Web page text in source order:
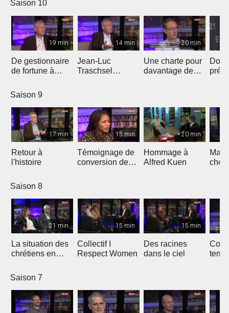
Saison 10
19 min
De gestionnaire
de fortune à
«ligue
européenne"
14 min
Jean-Luc
Traschsel
20 min
Une charte pour
davantage de
Don
Saison 9
17 min
Retour à
l'histoire
15 min
Témoignage de
conversion de
20 min
Hommage à
Alfred Kuen
Saison 8
21 min
La situation des
chrétiens en
15 min
Collectif I
Respect Women
15 min
Des racines
dans le ciel
Saison 7